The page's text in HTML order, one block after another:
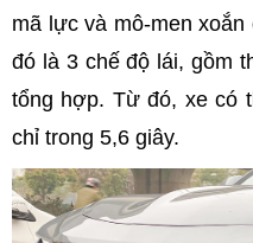
mã lực và mô-men
đó là 3 chế độ lái, gồm
tổng hợp. Từ đó, xe có
chỉ trong 5,6 giây.